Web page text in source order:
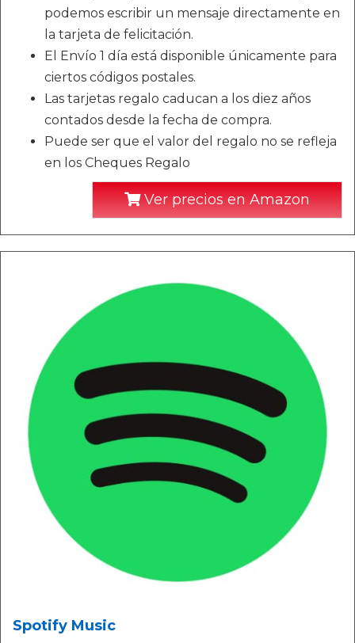
podemos escribir un mensaje directamente en
la tarjeta de felicitación.
El Envío 1 día está disponible únicamente para
ciertos códigos postales.
Las tarjetas regalo caducan a los diez años
contados desde la fecha de compra.
Puede ser que el valor del regalo no se refleja
en los Cheques Regalo
Ver precios en Amazon
Spotify Music